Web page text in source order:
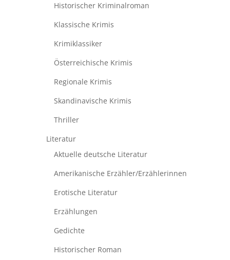
Historischer Kriminalroman
Klassische Krimis
Krimiklassiker
Österreichische Krimis
Regionale Krimis
Skandinavische Krimis
Thriller
Literatur
Aktuelle deutsche Literatur
Amerikanische Erzähler/Erzählerinnen
Erotische Literatur
Erzählungen
Gedichte
Historischer Roman